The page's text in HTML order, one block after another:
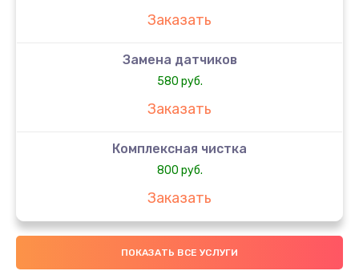
Заказать
Замена датчиков
580 руб.
Заказать
Комплексная чистка
800 руб.
Заказать
Замена дисплея (экрана)
2000 руб.
ПОКАЗАТЬ ВСЕ УСЛУГИ